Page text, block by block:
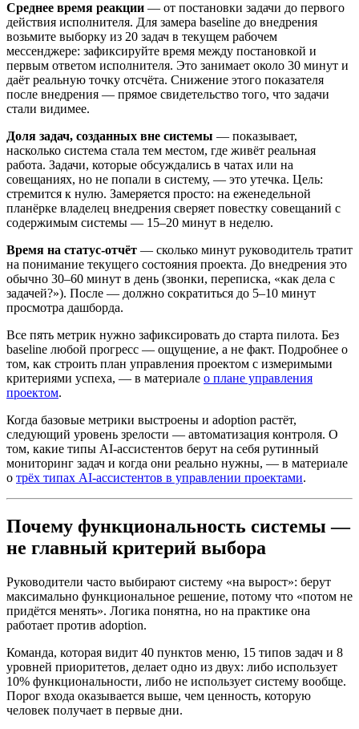
Среднее время реакции — от постановки задачи до первого
действия исполнителя. Для замера baseline до внедрения
возьмите выборку из 20 задач в текущем рабочем
мессенджере: зафиксируйте время между постановкой и
первым ответом исполнителя. Это занимает около 30 минут и
даёт реальную точку отсчёта. Снижение этого показателя
после внедрения — прямое свидетельство того, что задачи
стали видимее.
Доля задач, созданных вне системы — показывает,
насколько система стала тем местом, где живёт реальная
работа. Задачи, которые обсуждались в чатах или на
совещаниях, но не попали в систему, — это утечка. Цель:
стремится к нулю. Замеряется просто: на еженедельной
планёрке владелец внедрения сверяет повестку совещаний с
содержимым системы — 15–20 минут в неделю.
Время на статус-отчёт — сколько минут руководитель тратит
на понимание текущего состояния проекта. До внедрения это
обычно 30–60 минут в день (звонки, переписка, «как дела с
задачей?»). После — должно сократиться до 5–10 минут
просмотра дашборда.
Все пять метрик нужно зафиксировать до старта пилота. Без
baseline любой прогресс — ощущение, а не факт. Подробнее о
том, как строить план управления проектом с измеримыми
критериями успеха, — в материале о плане управления
проектом.
Когда базовые метрики выстроены и adoption растёт,
следующий уровень зрелости — автоматизация контроля. О
том, какие типы AI-ассистентов берут на себя рутинный
мониторинг задач и когда они реально нужны, — в материале
о трёх типах AI-ассистентов в управлении проектами.
Почему функциональность системы —
не главный критерий выбора
Руководители часто выбирают систему «на вырост»: берут
максимально функциональное решение, потому что «потом не
придётся менять». Логика понятна, но на практике она
работает против adoption.
Команда, которая видит 40 пунктов меню, 15 типов задач и 8
уровней приоритетов, делает одно из двух: либо использует
10% функциональности, либо не использует систему вообще.
Порог входа оказывается выше, чем ценность, которую
человек получает в первые дни.